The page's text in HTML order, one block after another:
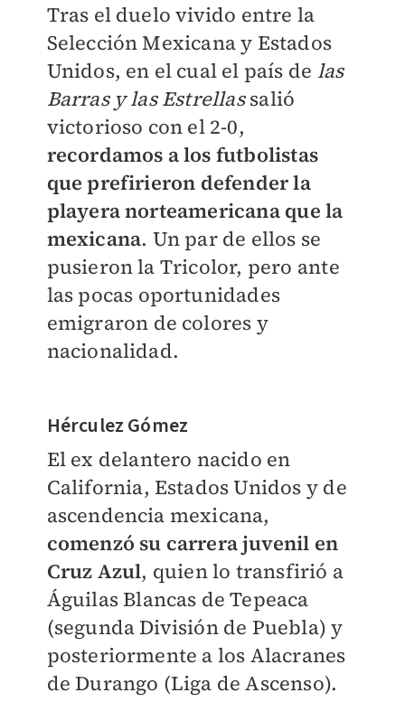
Tras el duelo vivido entre la
Selección Mexicana y Estados
Unidos, en el cual el país de las
Barras y las Estrellassalió
victorioso con el 2-0,
recordamos a los futbolistas
que prefirieron defender la
playera norteamericana que la
mexicana. Un par de ellos se
pusieron la Tricolor, pero ante
las pocas oportunidades
emigraron de colores y
nacionalidad.
Hérculez Gómez
El ex delantero nacido en
California, Estados Unidos y de
ascendencia mexicana,
comenzó su carrera juvenil en
Cruz Azul, quien lo transfirió a
Águilas Blancas de Tepeaca
(segunda División de Puebla) y
posteriormente a los Alacranes
de Durango (Liga de Ascenso).